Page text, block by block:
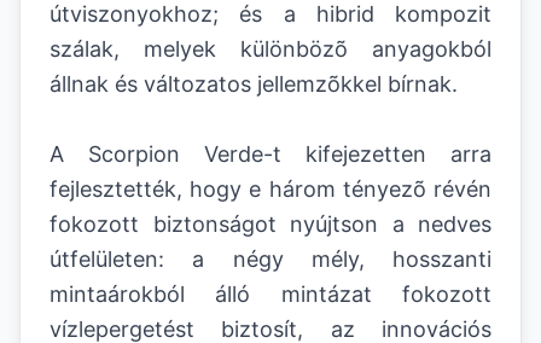
útviszonyokhoz; és a hibrid kompozit
szálak, melyek különbözõ anyagokból
állnak és változatos jellemzõkkel bírnak.
A Scorpion Verde-t kifejezetten arra
fejlesztették, hogy e három tényezõ révén
fokozott biztonságot nyújtson a nedves
útfelületen: a négy mély, hosszanti
mintaárokból álló mintázat fokozott
vízlepergetést biztosít, az innovációs